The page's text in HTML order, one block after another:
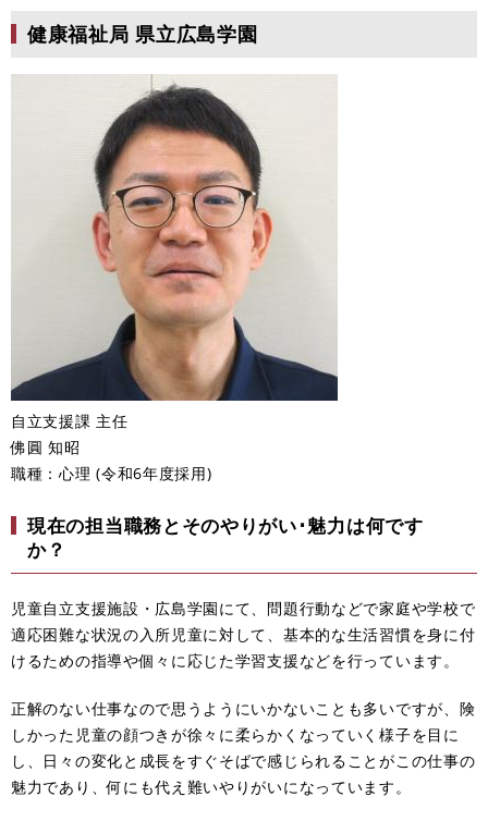
健康福祉局 県立広島学園
自立支援課 主任
佛圓 知昭
職種：心理 (令和6年度採用)
現在の担当職務とそのやりがい･魅力は何です
か？
児童自立支援施設・広島学園にて、問題行動などで家庭や学校で
適応困難な状況の入所児童に対して、基本的な生活習慣を身に付
けるための指導や個々に応じた学習支援などを行っています。
正解のない仕事なので思うようにいかないことも多いですが、険
しかった児童の顔つきが徐々に柔らかくなっていく様子を目に
し、日々の変化と成長をすぐそばで感じられることがこの仕事の
魅力であり、何にも代え難いやりがいになっています。